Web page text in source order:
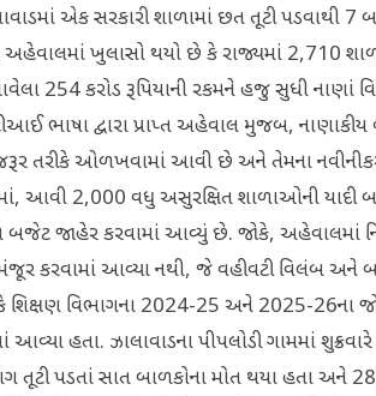
એક સરકારી શાળામાં છત તૂટી પડવાથી
ખુલાસો થયો છે કે રાજ્યમાં 2,710
254 કરોડ રૂપિયાની રકમને હજુ સુધી નાણાં
ભાષા દ્વારા પ્રાપ્ત અહેવાલ મુજબ,
તરીકે ઓળખવામાં આવી છે અને તેમના
આવી 2,000 વધુ અસુરક્ષિત શાળાઓની યાદી
બજેટ જાહેર કરવામાં આવ્યું છે. જોકે, અહેવાલમાં
મંજૂર કરવામાં આવ્યા નથી, જે વહીવટી વિલંબ
વિભાગના 2024-25 અને 2025-26ના
આવ્યા હતા. ઝાલાવાડના પીપલોડી ગામમાં
તૂટી પડતાં સાત બાળકોના મોત થયા હતા અને